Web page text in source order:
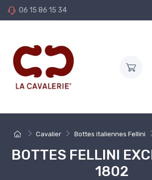
06 15 86 15 34
Cavalier Bottes italiennes Fellini
BOTTES FELLINI
1802